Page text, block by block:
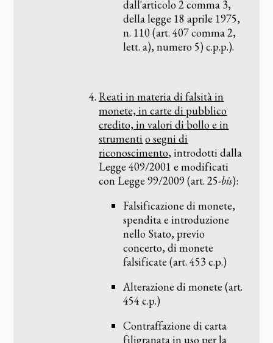
dall'articolo 2 comma 3,
della legge 18 aprile 1975,
n. 110 (art. 407 comma 2,
lett. a), numero 5) c.p.p.).
Reati in materia di falsità in
monete, in carte di pubblico
credito, in valori di bollo e in
strumentio segni di
riconoscimento, introdotti dalla
Legge 409/2001 e modificati
con Legge 99/2009 (art. 25-bis):
Falsificazione di monete,
spendita e introduzione
nello Stato, previo
concerto, di monete
falsificate (art. 453 c.p.)
Alterazione di monete (art.
454 c.p.)
Contraffazione di carta
filigranata in uso per la